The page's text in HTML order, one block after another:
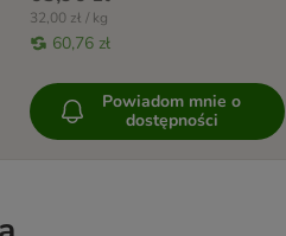
32,00 zł / kg
60,76 zł
Powiadom mnie o
dostępności